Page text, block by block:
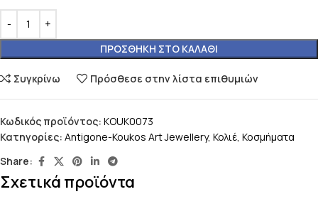
ΠΡΟΣΘΉΚΗ ΣΤΟ ΚΑΛΆΘΙ
Συγκρίνω Πρόσθεσε στην λίστα επιθυμιών
Κωδικός προϊόντος: KOUK0073
Κατηγορίες: Antigone-Koukos Art Jewellery, Κολιέ Κοσμήματα
Share:
Σχετικά προϊόντα